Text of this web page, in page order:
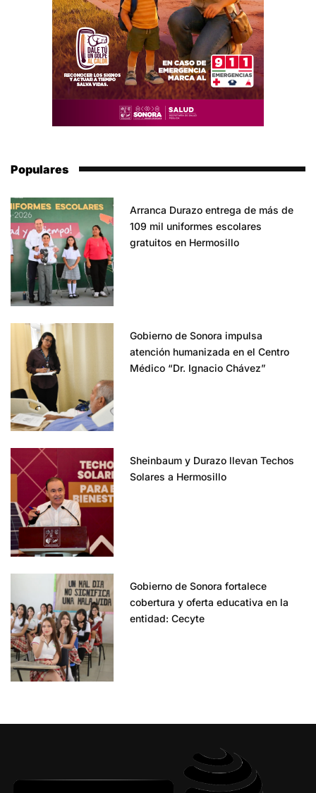
Populares
Arranca Durazo entrega de más de
109 mil uniformes escolares
gratuitos en Hermosillo
Gobierno de Sonora impulsa
atención humanizada en el Centro
Médico “Dr. Ignacio Chávez”
Sheinbaum y Durazo llevan Techos
Solares a Hermosillo
Gobierno de Sonora fortalece
cobertura y oferta educativa en la
entidad: Cecyte